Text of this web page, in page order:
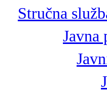
Stručna
Javna